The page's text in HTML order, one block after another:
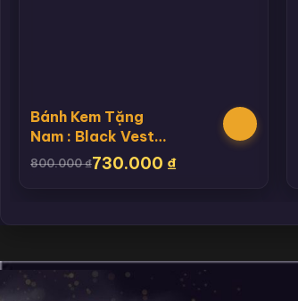
Bánh Kem Tặng
Nam : Black Vest
Luxury
800.000₫730.000 ₫